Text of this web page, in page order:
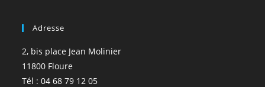
Adresse
2, bis place Jean Molinier
11800 Floure
Tél : 04 68 79 12 05